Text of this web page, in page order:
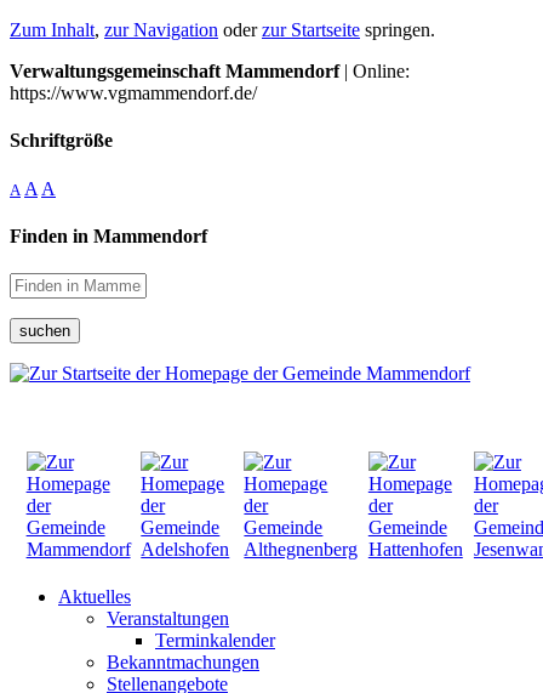
Zum Inhalt, zur Navigation oderzur Startseite springen.
Verwaltungsgemeinschaft Mammendorf| Online:
https://www.vgmammendorf.de/
Schriftgröße
A A A
Finden in Mammendorf
suchen
Aktuelles
Veranstaltungen
Terminkalender
Bekanntmachungen
Stellenangebote